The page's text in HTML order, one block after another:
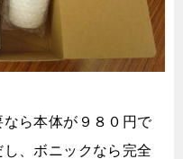
ら本体が９８０円で
、ボニックなら完全